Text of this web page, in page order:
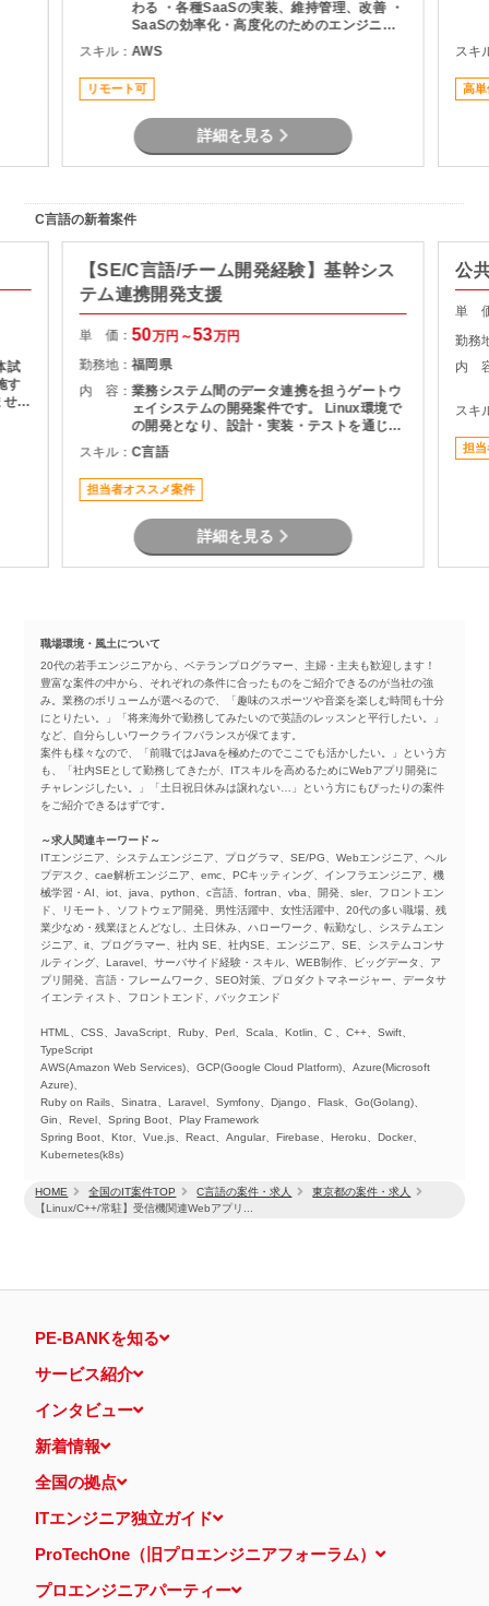
HOME 全国のIT案件TOP C言語の案件・求人
東京都の案件・求人
【Linux/C++/常駐】受信機関連Webアプリ...
わる ・各種SaaSの実装、維持管理、改善 ・
SaaSの効率化・高度化のためのエンジニア
リング ・SaaSのシステム課題・障害に対す
る対策の計画と実装 ・社内NWやオンプレサ
ーバの運用保守 ・拠点のネットワーク配備担
当
スキル：AWS
リモート可
詳細を見る
スキ
高単
C言語の新着案件
試
す
る
【SE/C言語/チーム開発経験】基幹シス
テム連携開発支援
単 価：50万円～53万円
勤務地：福岡県
内 容：業務システム間のデータ連携を担うゲートウ
ェイシステムの開発案件です。 Linux環境で
の開発となり、設計・実装・テストを通じて
システムの安定稼働を支える役割を担当いた
だきます。 長期案件のため、腰を据えて開発
に携わりたい方におすすめです。
スキル：C言語
担当者オススメ案件
詳細を見る
公
単
勤務
内
スキ
担当
職場環境・風土について
20代の若手エンジニアから、ベテランプログラマー、主婦・主夫も歓迎します！
豊富な案件の中から、それぞれの条件に合ったものをご紹介できるのが当社の強
み。業務のボリュームが選べるので、「趣味のスポーツや音楽を楽しむ時間も十分
にとりたい。」「将来海外で勤務してみたいので英語のレッスンと平行したい。」
など、自分らしいワークライフバランスが保てます。
案件も様々なので、「前職ではJavaを極めたのでここでも活かしたい。」という方
も、「社内SEとして勤務してきたが、ITスキルを高めるためにWebアプリ開発に
チャレンジしたい。」「土日祝日休みは譲れない…」という方にもぴったりの案件
をご紹介できるはずです。
～求人関連キーワード～
ITエンジニア、システムエンジニア、プログラマ、SE/PG、Webエンジニア、ヘル
プデスク、cae解析エンジニア、emc、PCキッティング、インフラエンジニア、機
械学習・AI、iot、java、python、c言語、fortran、vba、開発、sler、フロントエン
ド、リモート、ソフトウェア開発、男性活躍中、女性活躍中、20代の多い職場、残
業少なめ・残業ほとんどなし、土日休み、ハローワーク、転勤なし、システムエン
ジニア、it、プログラマー、社内 SE、社内SE、エンジニア、SE、システムコンサ
ルティング、Laravel、サーバサイド経験・スキル、WEB制作、ビッグデータ、ア
プリ開発、言語・フレームワーク、SEO対策、プロダクトマネージャー、データサ
イエンティスト、フロントエンド、バックエンド
HTML、CSS、JavaScript、Ruby、Perl、Scala、Kotlin、C 、C++、Swift、
TypeScript
AWS(Amazon Web Services)、GCP(Google Cloud Platform)、Azure(Microsoft
Azure)、
Ruby on Rails、Sinatra、Laravel、Symfony、Django、Flask、Go(Golang)、
Gin、Revel、Spring Boot、Play Framework
Spring Boot、Ktor、Vue.js、React、Angular、Firebase、Heroku、Docker、
Kubernetes(k8s)
PE-BANKを知る
サービス紹介
インタビュー
新着情報
全国の拠点
ITエンジニア独立ガイド
ProTechOne（旧プロエンジニアフォーラム）
プロエンジニアパーティー